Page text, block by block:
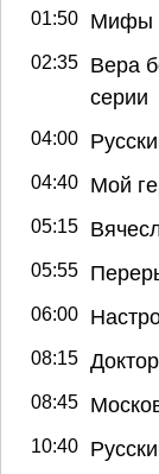
01:50 Мифы
02:35
Вера
серии
04:00
04:40 Мой
05:15
05:55
06:00
08:15
08:45
10:40